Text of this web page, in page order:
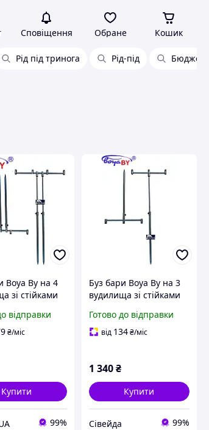
Сповіщення Обране Кошик
Рід під тринога Рід-під
Boya By на 4
зі стійками
відправки
₴/міс
Купити
99%
Буз бари Boya By на 3
вудилища зі стійками
Готово до відправки
від 134₴/міс
1 340₴
Купити
Сівейда 99%